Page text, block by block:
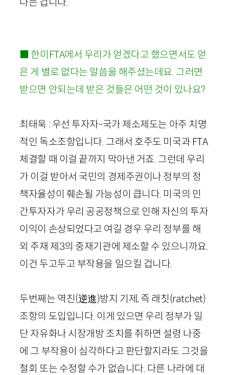
■ 한미FTA에서 우리가 얻겠다고 했으면서도 얻
은 게 별로 없다는 말씀을 해주셨는데요. 그러면
받으면 안되는데 받은 것들은 어떤 것이 있나요?
최태욱 : 우선 투자자-국가 제소제도는 아주 치명
적인 독소조항입니다. 그래서 호주도 미국과 FTA
체결할 때 이걸 끝까지 막아낸 거죠. 그런데 우리
가 이걸 받아서 국민의 경제주권이나 정부의 정
책자율성이 훼손될 가능성이 큽니다. 미국의 민
간투자자가 우리 공공정책으로 인해 자신의 투자
이익이 손상되었다고 여길 경우 우리 정부를 해
외 주재 제3의 중재기관에 제소할 수 있으니까요.
이건 두고두고 부작용을 일으킬 겁니다.
두번째는 역진(逆進)방지 기제, 즉 래칫(ratchet)
조항의 도입입니다. 이게 있으면 우리 정부가 일
단 자유화나 시장개방 조치를 취하면 설령 나중
에 그 부작용이 심각하다고 판단할지라도 그것을
철회 또는 수정할 수가 없습니다. 다른 나라에 대